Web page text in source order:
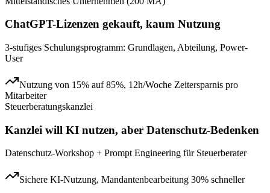
ChatGPT-Lizenzen gekauft, kaum Nutzung
3-stufiges Schulungsprogramm: Grundlagen, Abteilung, Power-
User
Nutzung von 15% auf 85%, 12h/Woche Zeitersparnis pro
Mitarbeiter
Steuerberatungskanzlei
Kanzlei will KI nutzen, aber Datenschutz-Bedenken
Datenschutz-Workshop + Prompt Engineering für Steuerberater
Sichere KI-Nutzung, Mandantenbearbeitung 30% schneller